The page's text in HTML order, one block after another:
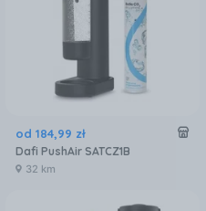
od 184,99 zł
Dafi PushAir SATCZ1B
32 km